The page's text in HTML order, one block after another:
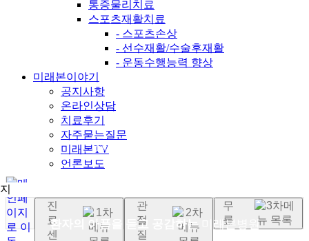
통증물리치료
스포츠재활치료
- 스포츠손상
- 선수재활/수술후재활
- 운동수행능력 향상
미래본이야기
공지사항
온라인상담
치료후기
자주묻는질문
미래본TV
언론보도
MIRAEBON
환자의 아픔을 듣고 공감하는미래본병원
진
료
센
관
절
질
무
릎